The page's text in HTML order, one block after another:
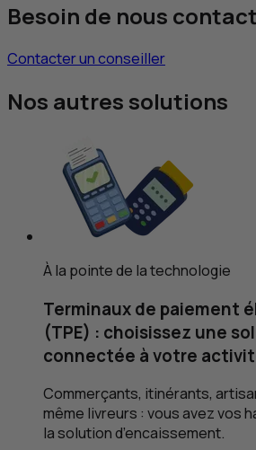
Besoin de nous
Contacter un conseiller
Nos autres solutions
À la pointe de la technologie
Terminaux de paiement
(TPE) : choisissez une
connectée à votre
Commerçants, itinérants,
même livreurs : vous avez vos
la solution d’encaissement.